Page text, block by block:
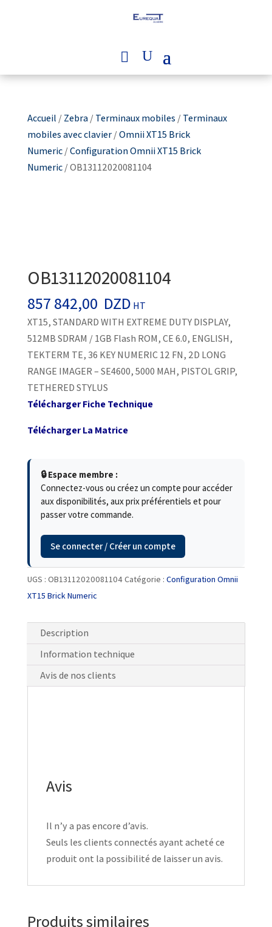
Accueil /Zebra/Terminaux mobiles /Terminaux
mobiles avec clavier/Omnii XT15 Brick
Numeric/Configuration Omnii XT15 Brick
Numeric/ OB13112020081104
OB13112020081104
857 842,00 DZD HT
XT15, STANDARD WITH EXTREME DUTY DISPLAY,
512MB SDRAM / 1GB Flash ROM, CE 6.0, ENGLISH,
TEKTERM TE, 36 KEY NUMERIC 12 FN, 2D LONG
RANGE IMAGER – SE4600, 5000 MAH, PISTOL GRIP,
TETHERED STYLUS
Télécharger Fiche Technique
Télécharger La Matrice
🔒 Espace membre :
Connectez-vous ou créez un compte pour accéder
aux disponibilités, aux prix préférentiels et pour
passer votre commande.
Se connecter / Créer un compte
UGS : OB13112020081104Catégorie : Configuration Omnii
XT15 Brick Numeric
Description
Information technique
Avis de nos clients
Avis
Il n’y a pas encore d’avis.
Seuls les clients connectés ayant acheté ce
produit ont la possibilité de laisser un avis.
Produits similaires